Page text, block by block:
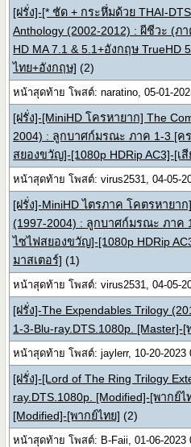
[ฝรั่ง]-[* ชัด + กระหึ่มด้วย THAI-
Anthology (2002-2012) : ผีชีวะ (ภ
HD MA 7.1 & 5.1+อังกฤษ TrueHD
ไทย+อังกฤษ] (2)
หน้าสุดท้าย โพสต์: naratino, 05-01-
[ฝรั่ง]-[MiniHD โครหายาก] The
2004) : ลูกบาศก์มรณะ ภาค 1-3 [
สยองขวัญ]-[1080p HDRip AC3]-[เ
หน้าสุดท้าย โพสต์: virus2531, 04-05-
[ฝรั่ง]-MiniHD ไตรภาค โคตรหายา
(1997-2004) : ลูกบาศก์มรณะ ภา
ไซไฟสยองขวัญ]-[1080p HDRip
มาสเตอร์] (1)
หน้าสุดท้าย โพสต์: virus2531, 04-05-
[ฝรั่ง]-The Expendables Trilogy
1-3-Blu-ray.DTS.1080p. [Master]-[
หน้าสุดท้าย โพสต์: jaylerr, 10-20-2023
[ฝรั่ง]-[Lord of The Ring Trilogy
ray.DTS.1080p. [Modified]-[พากย์ไ
[Modified]-[พากย์ไทย] (2)
หน้าสุดท้าย โพสต์: B-Faii, 01-06-2023